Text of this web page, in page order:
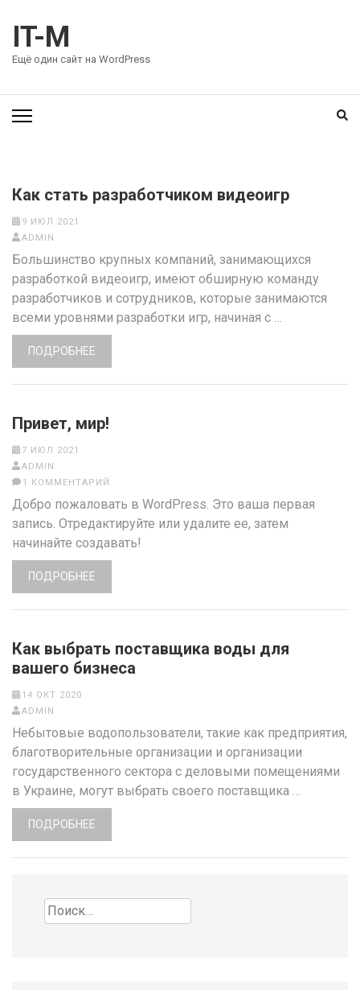
содержимому
(нажмите
IT-M
Ещё один сайт на WordPress
Как стать разработчиком видеоигр
9 ИЮЛ 2021
ADMIN
Большинство крупных компаний, занимающихся
разработкой видеоигр, имеют обширную команду
разработчиков и сотрудников, которые занимаются
всеми уровнями разработки игр, начиная с …
ПОДРОБНЕЕ
Привет, мир!
7 ИЮЛ 2021
ADMIN
1 КОММЕНТАРИЙ
Добро пожаловать в WordPress. Это ваша первая
запись. Отредактируйте или удалите ее, затем
начинайте создавать!
ПОДРОБНЕЕ
Как выбрать поставщика воды для
вашего бизнеса
14 ОКТ 2020
ADMIN
Небытовые водопользователи, такие как предприятия,
благотворительные организации и организации
государственного сектора с деловыми помещениями
в Украине, могут выбрать своего поставщика …
ПОДРОБНЕЕ
Найти: